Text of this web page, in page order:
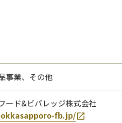
事業、その他
ード&ビバレッジ株式会社
fb.jp/